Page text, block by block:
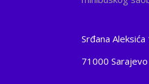
Srđana Aleksića
71000 Sarajevo